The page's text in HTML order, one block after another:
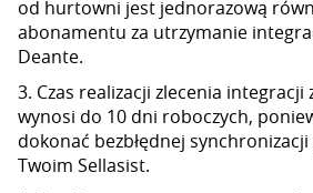
od hurtowni jest jednorazową
abonamentu za utrzymanie
Deante.
3. Czas realizacji zlecenia
wynosi do 10 dni roboczych,
dokonać bezbłędnej synchronizacji
Twoim Sellasist.